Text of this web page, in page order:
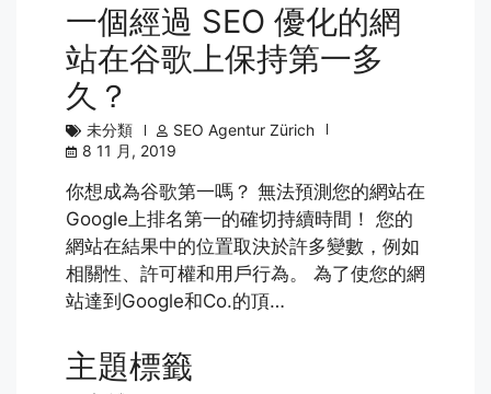
一個經過 SEO 優化的網
站在谷歌上保持第一多
久？
未分類
SEO Agentur Zürich
8 11 月, 2019
你想成為谷歌第一嗎？ 無法預測您的網站在
Google上排名第一的確切持續時間！ 您的
網站在結果中的位置取決於許多變數，例如
相關性、許可權和用戶行為。 為了使您的網
站達到Google和Co.的頂…
主題標籤